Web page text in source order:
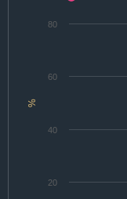
%
20
40
60
80